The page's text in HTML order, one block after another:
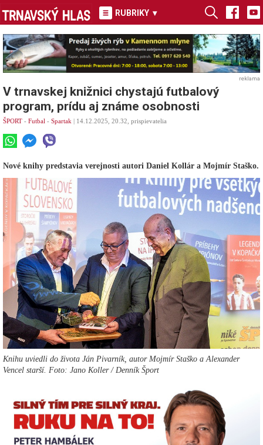
RUBRIKY ▾
reklama
V trnavskej knižnici chystajú futbalový
program, prídu aj známe osobnosti
ŠPORT - Futbal - Spartak | 14.12.2025, 20.32, prispievatelia
Nové knihy predstavia verejnosti autori Daniel Kollár a Mojmír Staško.
Knihu uviedli do života Ján Pivarník, autor Mojmír Staško a Alexander
Vencel starší. Foto: Jano Koller / Denník Šport